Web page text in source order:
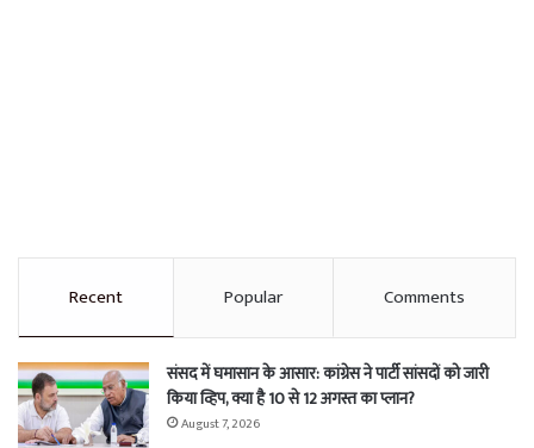
Recent Popular Comments
संसद में घमासान के आसार: कांग्रेस ने पार्टी सांसदों को जारी
किया व्हिप, क्या है 10 से 12 अगस्त का प्लान?
August 7, 2026